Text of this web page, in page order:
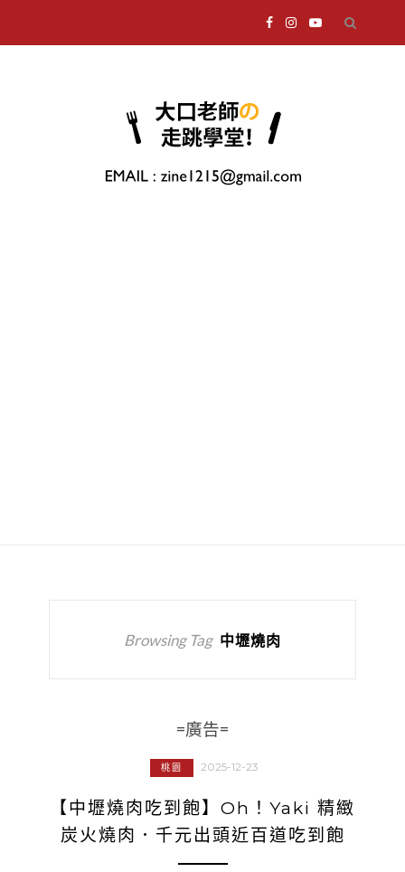
Browsing Tag 中壢燒肉
=廣告=
桃園 2025-12-23
【中壢燒肉吃到飽】Oh！Yaki 精緻
炭火燒肉．千元出頭近百道吃到飽